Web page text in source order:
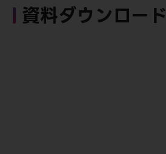
資料ダウンロード